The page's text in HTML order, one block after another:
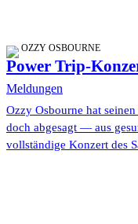
OZZY OSBOURNE
Power Trip-
Meldungen
Ozzy Osbourne hat
doch abgesagt — aus
vollständige Konzert des